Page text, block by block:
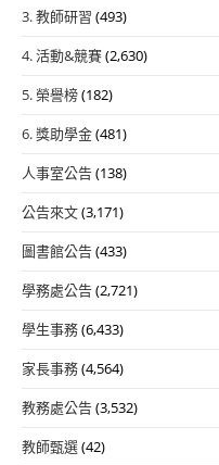
3. 教師研習 (493)
4. 活動&競賽(2,630)
5. 榮譽榜(182)
6. 獎助學金(481)
人事室公告(138)
公告來文(3,171)
圖書館公告(433)
學務處公告(2,721)
學生事務(6,433)
家長事務(4,564)
教務處公告(3,532)
教師甄選(42)